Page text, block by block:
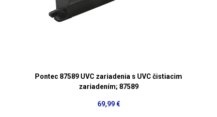
Pontec 87589 UVC zariadenia s UVC čistiacim
zariadením; 87589
69,99 €